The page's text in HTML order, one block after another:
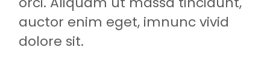
auctor enim eget, imnunc vivid
dolore sit.